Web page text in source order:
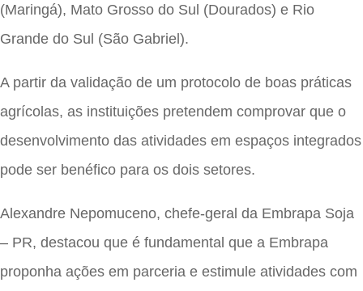
(Maringá), Mato Grosso do Sul (Dourados) e Rio
Grande do Sul (São Gabriel).
A partir da validação de um protocolo de boas práticas
agrícolas, as instituições pretendem comprovar que o
desenvolvimento das atividades em espaços integrados
pode ser benéfico para os dois setores.
Alexandre Nepomuceno, chefe-geral da Embrapa Soja
– PR, destacou que é fundamental que a Embrapa
proponha ações em parceria e estimule atividades com